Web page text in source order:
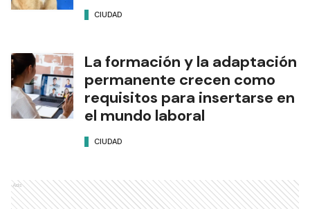
CIUDAD
La formación y la adaptación
permanente crecen como
requisitos para insertarse en
el mundo laboral
CIUDAD
Ads